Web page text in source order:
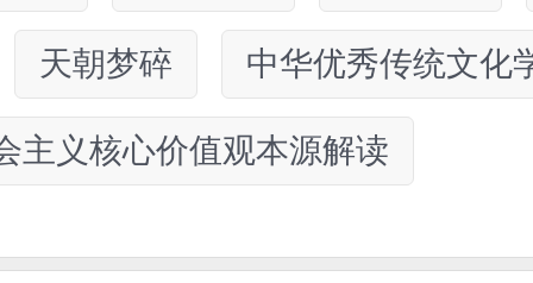
天朝梦碎 中华优秀传统文化
主义核心价值观本源解读